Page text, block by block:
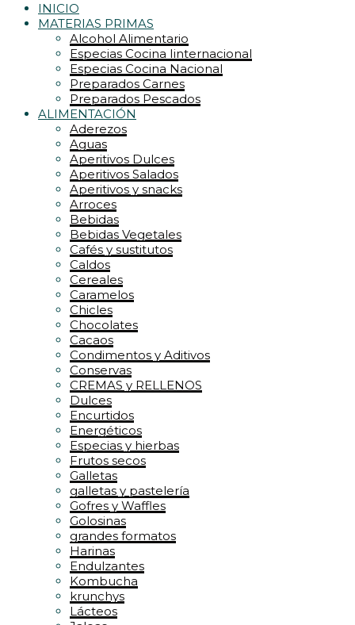
INICIO
MATERIAS PRIMAS
Alcohol Alimentario
Especias Cocina Iinternacional
Especias Cocina Nacional
Preparados Carnes
Preparados Pescados
ALIMENTACIÓN
Aderezos
Aguas
Aperitivos Dulces
Aperitivos Salados
Aperitivos y snacks
Arroces
Bebidas
Bebidas Vegetales
Cafés y sustitutos
Caldos
Cereales
Caramelos
Chicles
Chocolates
Cacaos
Condimentos y Aditivos
Conservas
CREMAS y RELLENOS
Dulces
Encurtidos
Energéticos
Especias y hierbas
Frutos secos
Galletas
galletas y pastelería
Gofres y Waffles
Golosinas
grandes formatos
Harinas
Endulzantes
Kombucha
krunchys
Lácteos